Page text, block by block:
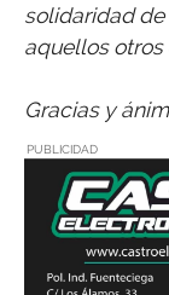
solidaridad
aquellos otros
Gracias y
PUBLICIDAD